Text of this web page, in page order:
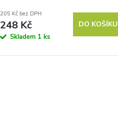
205 Kč bez DPH
248 Kč
Skladem 1 ks
DO KOŠÍKU